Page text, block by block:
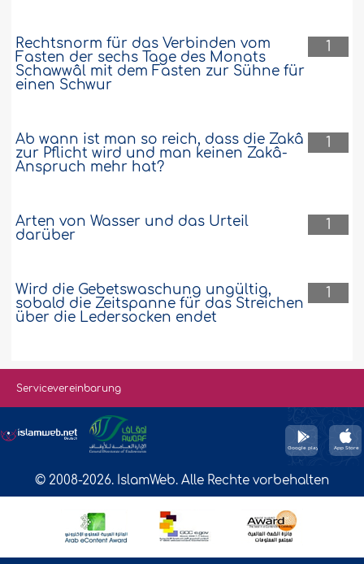
1
Rechtsnorm für das Verbinden vom
Fasten der sechs Tage des Monats
Schawwâl mit dem Fasten zur Sühne für
einen Schwur
1
Ab wann ist man so reich, dass die Zakâ
zur Pflicht wird und man keinen Zakâ-
Anspruch mehr hat?
1
Arten von Wasser und das Urteil
darüber
1
Wird die Gebetswaschung ungültig,
sobald die Zeitspanne für das Streichen
über die Ledersocken endet
Servicevereinbarung
© 2008-2026. IslamWeb. Alle Rechte vorbehalten